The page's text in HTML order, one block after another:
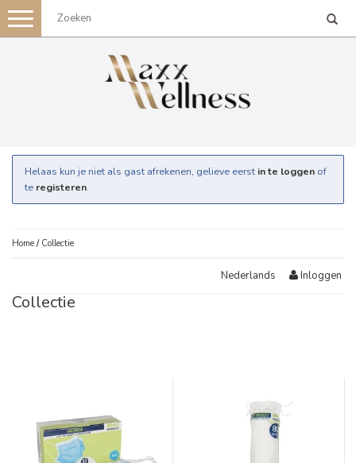
Toggle
navigation
Helaas kun je niet als gast afrekenen, gelieve eerst in te loggen of
te registeren.
Home / Collectie
Nederlands Inloggen
Collectie